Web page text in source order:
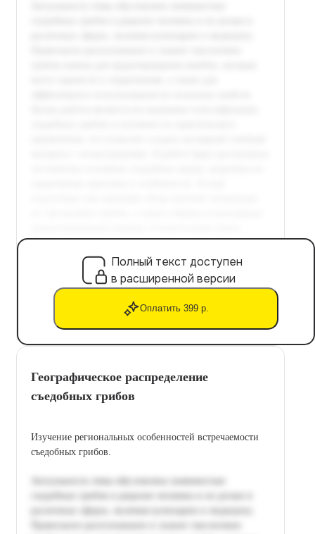
Полный текст доступен
в расширенной версии
Оплатить 399 р.
Географическое распределение
съедобных грибов
Изучение региональных особенностей встречаемости
съедобных грибов.